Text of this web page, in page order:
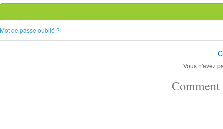
Mot de passe oublié ?
Vous n'avez
Comment